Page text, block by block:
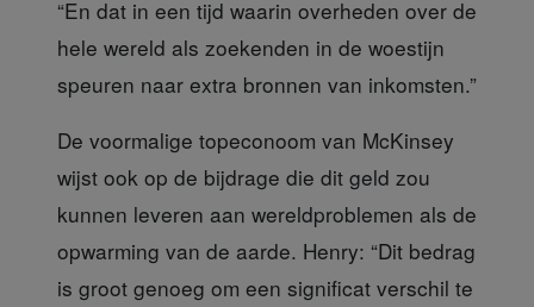
“En dat in een tijd waarin overheden over de
hele wereld als zoekenden in de woestijn
speuren naar extra bronnen van inkomsten.”
De voormalige topeconoom van McKinsey
wijst ook op de bijdrage die dit geld zou
kunnen leveren aan wereldproblemen als de
opwarming van de aarde. Henry: “Dit bedrag
is groot genoeg om een significat verschil te